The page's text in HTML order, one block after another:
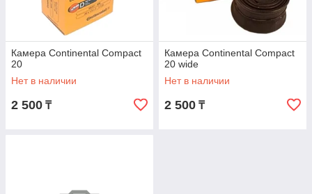
Камера Continental Compact
20
Нет в наличии
2 500 ₸
Камера Continental Compact
20 wide
Нет в наличии
2 500 ₸